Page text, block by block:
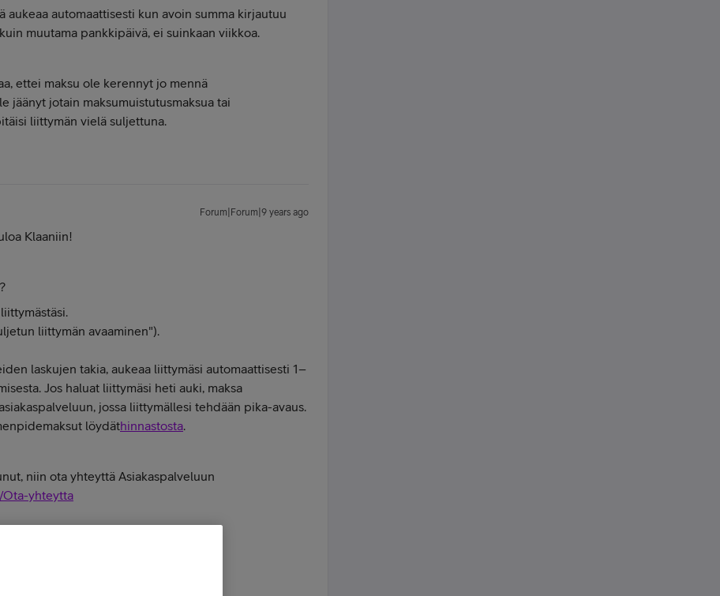
aukeaa automaattisesti kun avoin summa kirjautuu
muutama pankkipäivä, ei suinkaan viikkoa.
ettei maksu ole kerennyt jo mennä
jäänyt jotain maksumuistutusmaksua tai
liittymän vielä suljettuna.
Forum|Forum|9 years ago
Klaaniin!
liittymän avaaminen").
laskujen takia, aukeaa liittymäsi automaattisesti 1–
Jos haluat liittymäsi heti auki, maksa
jossa liittymällesi tehdään pika-avaus.
löydäthinnastosta.
niin ota yhteyttä Asiakaspalveluun
Ota-yhteytta